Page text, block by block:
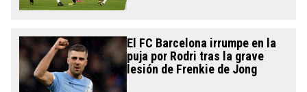
El FC Barcelona irrumpe en la
puja por Rodri tras la grave
lesión de Frenkie de Jong